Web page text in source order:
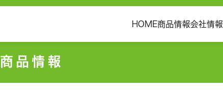
HOME商品情報会社情報
商品情報